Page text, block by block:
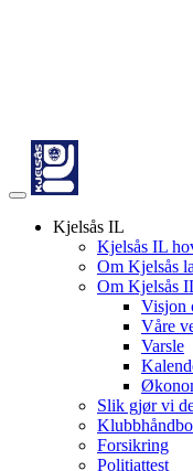
Veksle
navigasjonKjelsås IL
Kjelsås IL
Om Kjelsås
Om Kjelsås
Visjon
Våre
Varsle
Slik gjør vi
Forsikring
Politiattest